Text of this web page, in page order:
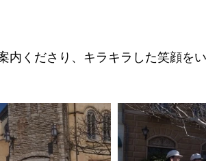
内くださり、キラキラした笑顔を